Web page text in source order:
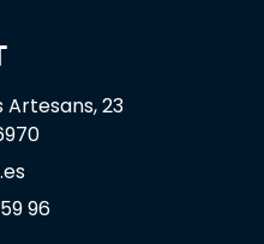
23
96